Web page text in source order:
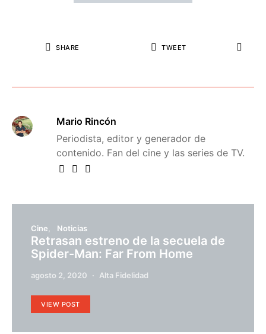
SHARE TWEET
Mario Rincón
Periodista, editor y generador de
contenido. Fan del cine y las series de TV.
Cine Noticias
Retrasan estreno de la secuela de
Spider-Man: Far From Home
agosto 2, 2020 Alta Fidelidad
VIEW POST